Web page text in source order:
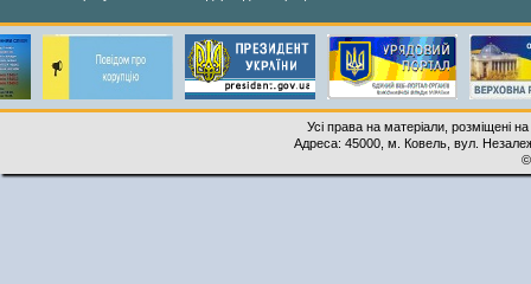
Усі права на матеріали, розміщені
Адреса: 45000, м. Ковель, вул.